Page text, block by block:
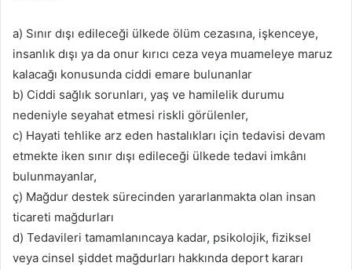
a) Sınır dışı edileceği ülkede ölüm cezasına, işkenceye,
insanlık dışı ya da onur kırıcı ceza veya muameleye maruz
kalacağı konusunda ciddi emare bulunanlar
b) Ciddi sağlık sorunları, yaş ve hamilelik durumu
nedeniyle seyahat etmesi riskli görülenler,
c) Hayati tehlike arz eden hastalıkları için tedavisi devam
etmekte iken sınır dışı edileceği ülkede tedavi imkânı
bulunmayanlar,
ç) Mağdur destek sürecinden yararlanmakta olan insan
ticareti mağdurları
d) Tedavileri tamamlanıncaya kadar, psikolojik, fiziksel
veya cinsel şiddet mağdurları hakkında deport kararı